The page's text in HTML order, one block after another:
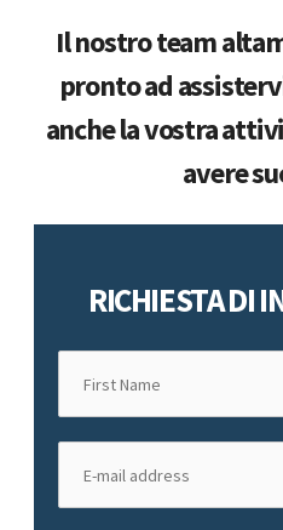
Il nostro team
pronto ad
anche la vostra
avere
RICHIESTA DI